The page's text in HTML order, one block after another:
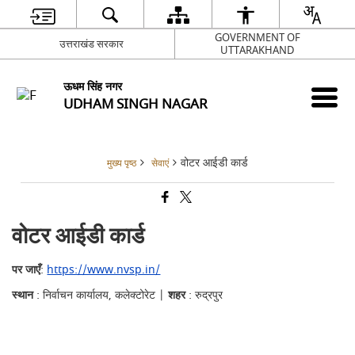
उत्तराखंड सरकार
GOVERNMENT OF
UTTARAKHAND
ऊधम सिंह नगर
UDHAM SINGH NAGAR
मुख्य पृष्ठ सेवाएं वोटर आईडी कार्ड
वोटर आईडी कार्ड
पर जाएँ: https://www.nvsp.in/
स्थान: निर्वाचन कार्यालय, कलेक्टोरेट |शहर: रुद्रपुर